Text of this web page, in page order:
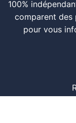
100%
comparent des
pour vous